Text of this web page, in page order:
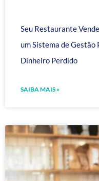
Seu Restaurante
um Sistema de Gestão
Dinheiro Perdido
SAIBA MAIS »